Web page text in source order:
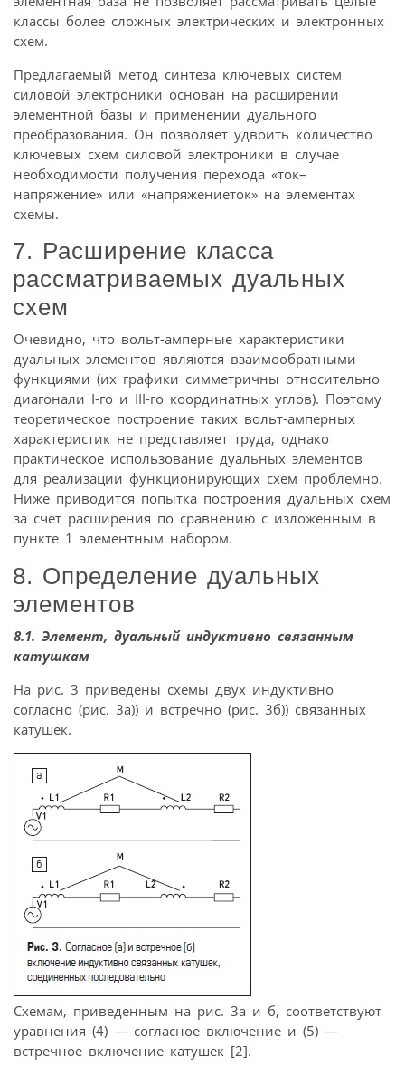
классы более сложных электрических и электронных
схем.
Предлагаемый метод синтеза ключевых систем
силовой электроники основан на расширении
элементной базы и применении дуального
преобразования. Он позволяет удвоить количество
ключевых схем силовой электроники в случае
необходимости получения перехода «ток–
напряжение» или «напряжениеток» на элементах
схемы.
7. Расширение класса
рассматриваемых дуальных
схем
Очевидно, что вольт-амперные характеристики
дуальных элементов являются взаимообратными
функциями (их графики симметричны относительно
диагонали I-го и III-го координатных углов). Поэтому
теоретическое построение таких вольт-амперных
характеристик не представляет труда, однако
практическое использование дуальных элементов
для реализации функционирующих схем проблемно.
Ниже приводится попытка построения дуальных схем
за счет расширения по сравнению с изложенным в
пункте 1 элементным набором.
8. Определение дуальных
элементов
8.1. Элемент, дуальный индуктивно связанным
катушкам
На рис. 3 приведены схемы двух индуктивно
согласно (рис. 3а)) и встречно (рис. 3б)) связанных
катушек.
Схемам, приведенным на рис. 3а и б, соответствуют
уравнения (4) — согласное включение и (5) —
встречное включение катушек [2].